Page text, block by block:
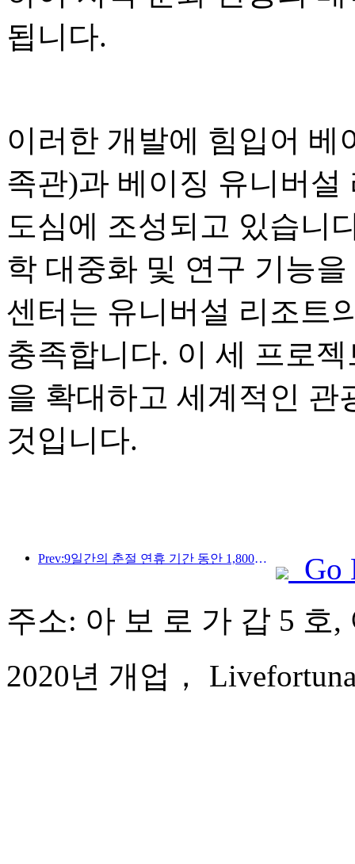
됩니다.
이러한 개발에 힘입어 베
족관)과 베이징 유니버
도심에 조성되고 있습니
학 대중화 및 연구 기능
센터는 유니버설 리조트
충족합니다. 이 세 프로
을 확대하고 세계적인 관
것입니다.
Prev:9일간의 춘절 연휴 기간 동안 1,800만 명 이상이 국내외를 왕래할 것으로 예상됩니다.
Go
주소: 아 보 로 가 갑 5 호,
2020년 개업，